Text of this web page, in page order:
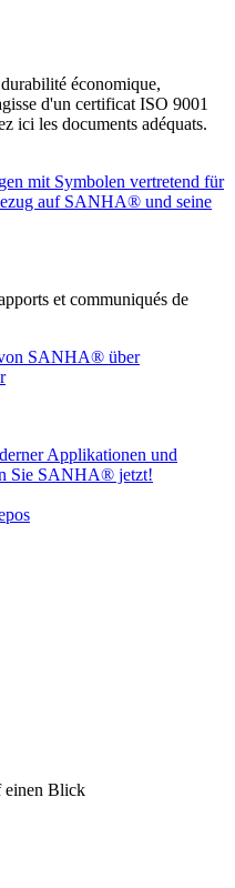
économique,
d'un certificat ISO 9001
ici les documents adéquats.
et communiqués de
Blick